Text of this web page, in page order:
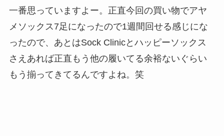
一番思っていますよー。正直今回の買い物でアヤ
メソックス7足になったので1週間回せる感じにな
ったので、あとはSock Clinicとハッピーソックス
さえあれば正直もう他の履いてる余裕ないぐらい
もう揃ってきてるんですよね。笑